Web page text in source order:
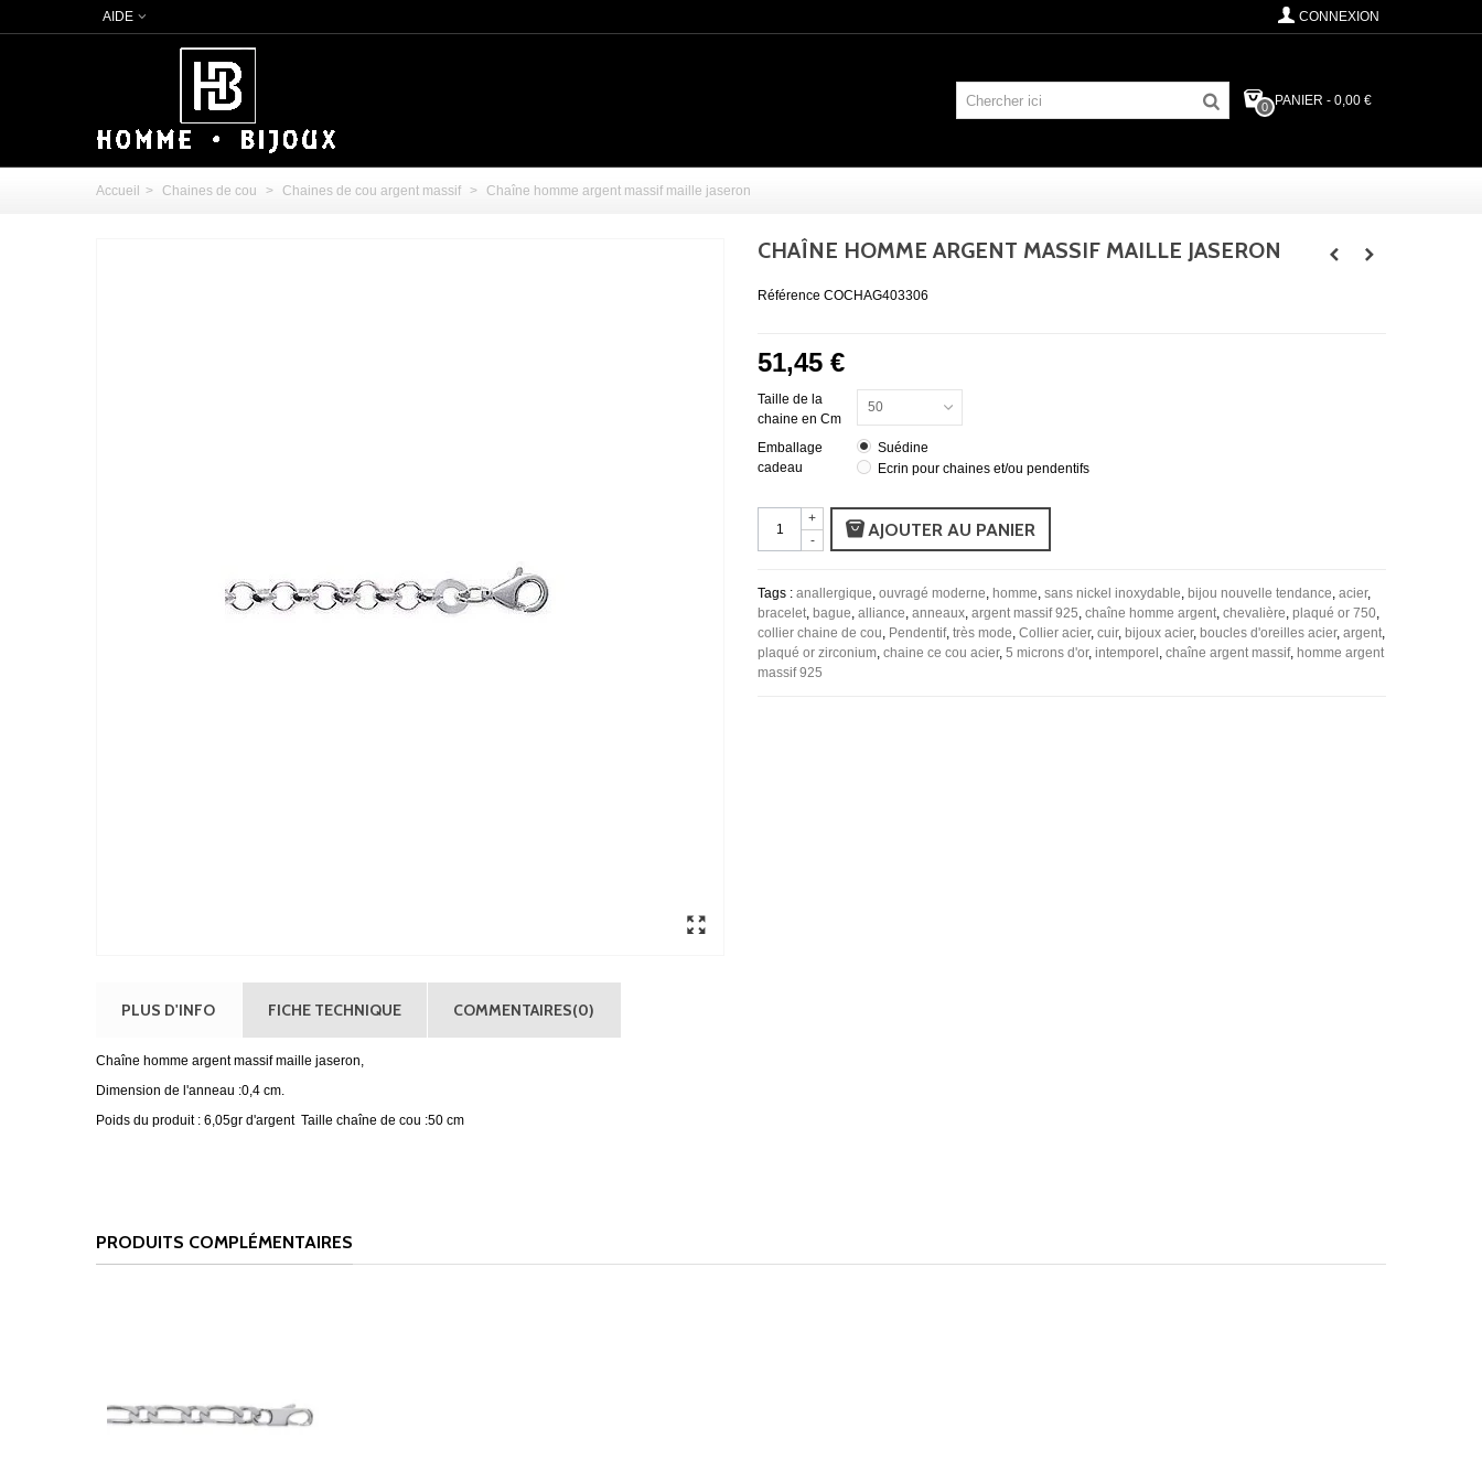
AIDE CONNEXION
0 PANIER - 0,00 €
Accueil > Chaines de cou > Chaines de cou argent massif > Chaîne homme argent massif maille jaseron
CHAÎNE HOMME ARGENT MASSIF MAILLE JASERON
Référence COCHAG403306
51,45 €
Taille de la
chaine en Cm
50
Emballage
cadeau
Suédine
Ecrin pour chaines et/ou pendentifs
-
+
AJOUTER AU PANIER
Tags : anallergique ouvragé moderne homme sans nickel inoxydable bijou nouvelle tendance acier,
bracelet bague alliance anneaux argent massif 925 chaîne homme argent chevalière plaqué or 750
collier chaine de cou Pendentif, très mode Collier acier, cuir, bijoux acier, boucles d'oreilles acier, argent
plaqué or zirconium chaine ce cou acier, 5 microns d'or, intemporel chaîne argent massif, homme argent
massif 925
PLUS D'INFO FICHE TECHNIQUE COMMENTAIRES(0)
Chaîne homme argent massif maille jaseron,
Dimension de l'anneau :0,4 cm.
Poids du produit : 6,05gr d'argent Taille chaîne de cou :50 cm
PRODUITS COMPLÉMENTAIRES